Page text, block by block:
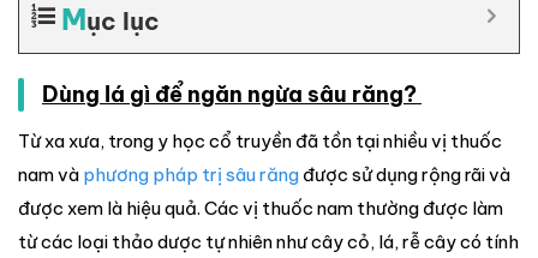
Mục lục
Dùng lá gì để ngăn ngừa sâu răng?
Từ xa xưa, trong y học cổ truyền đã tồn tại nhiều vị thuốc
nam và phương pháp trị sâu răng được sử dụng rộng rãi và
được xem là hiệu quả. Các vị thuốc nam thường được làm
từ các loại thảo dược tự nhiên như cây cỏ, lá, rễ cây có tính